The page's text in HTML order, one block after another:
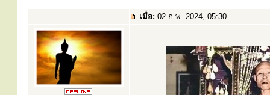
เมื่อ: 02 ก.พ. 2024, 05:30